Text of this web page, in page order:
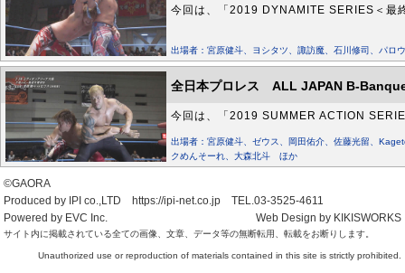
今回は、「2019 DYNAMITE SERIES＜
出場者：宮原健斗、ヨシタツ、諏訪魔、石川修司、パ
全日本プロレス ALL JAPAN B-
今回は、「2019 SUMMER ACTION
出場者：宮原健斗、ゼウス、岡田佑介、佐藤光留、
クめんそーれ、大森北斗 ほか
©GAORA
Produced by IPI co.,LTD https://ipi-net.co.jp TEL.03-3525-4611
Powered by EVC Inc.
Web Design by KIKISWORKS
サイト内に掲載されている全ての画像、文章、データ等の無断転用、転載をお断りします。
Unauthorized use or reproduction of materials contained in this site is strictly prohibited.